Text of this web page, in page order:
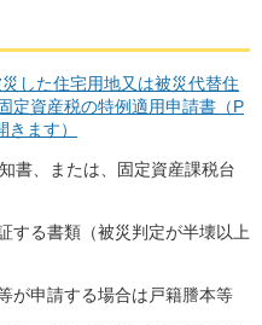
した住宅用地又は被災代替住
定資産税の特例適用申請書（P
ます）
書、または、固定資産課税台
する書類（被災判定が半壊以上
が申請する場合は戸籍謄本等